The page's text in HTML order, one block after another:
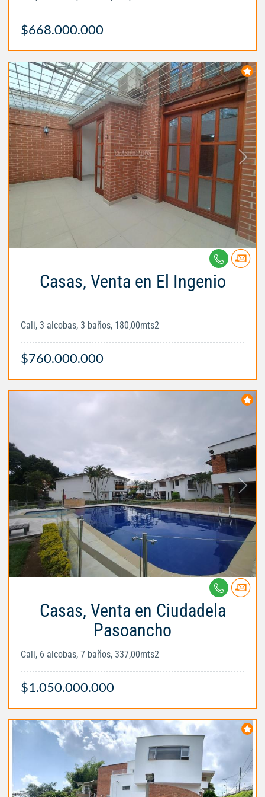
$668.000.000
Casas, Venta en El Ingenio
Cali, 3 alcobas, 3 baños, 180,00mts2
$760.000.000
Casas, Venta en Ciudadela
Pasoancho
Cali, 6 alcobas, 7 baños, 337,00mts2
$1.050.000.000